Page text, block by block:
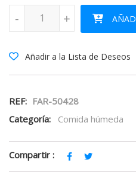
+
- +
-
Añadir a la Lista de Deseos
REF: FAR-50428
Categoría:
Comida húmeda
Compartir :